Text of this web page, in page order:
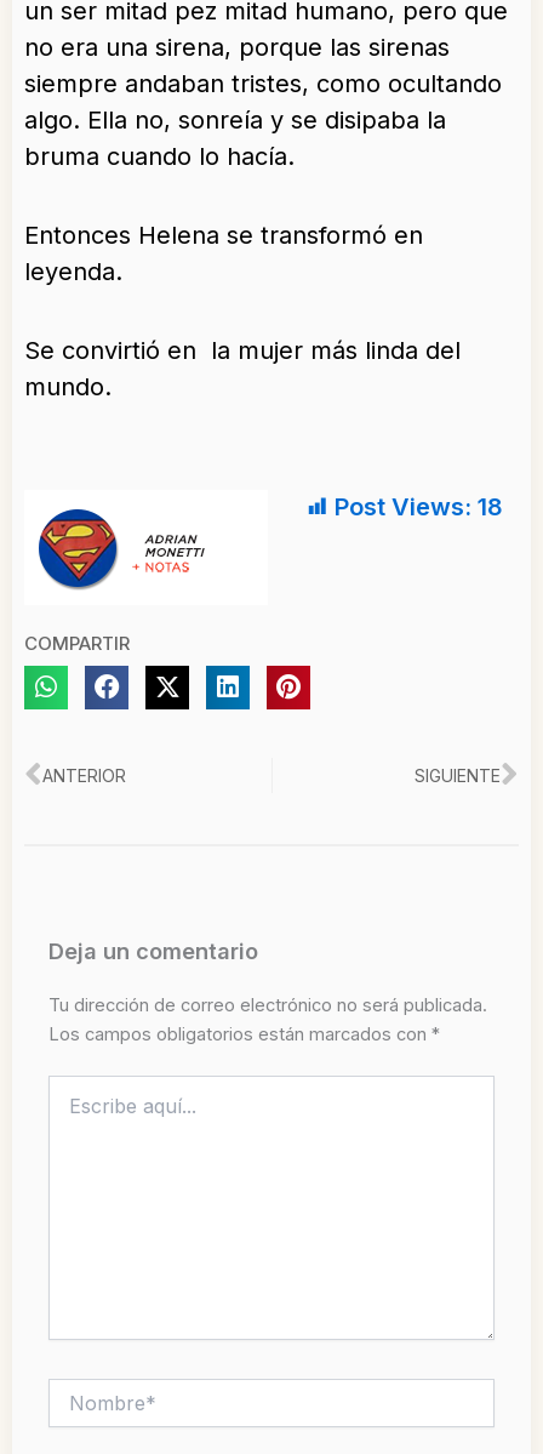
un ser mitad pez mitad humano, pero que
no era una sirena, porque las sirenas
siempre andaban tristes, como ocultando
algo. Ella no, sonreía y se disipaba la
bruma cuando lo hacía.
Entonces Helena se transformó en
leyenda.
Se convirtió en la mujer más linda del
mundo.
Post Views: 18
COMPARTIR
Ant
ANTERIOR SIGUIENTE
Deja un comentario
Tu dirección de correo electrónico no será publicada.
Los campos obligatorios están marcados con *
aquí...